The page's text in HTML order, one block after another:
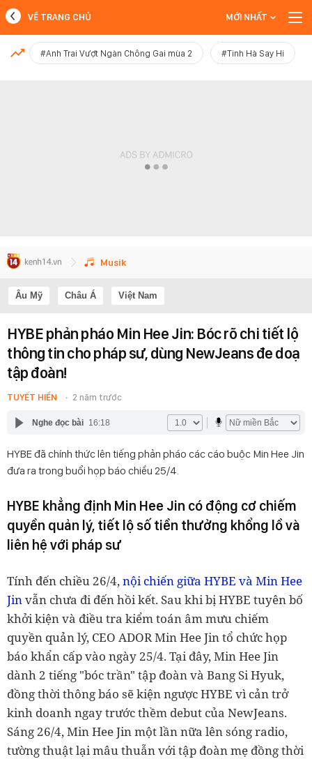
MỚI NHẤT
VỀ TRANG CHỦ MỚI NHẤT
#Anh Trai Vượt Ngàn Chông Gai mùa 2 #Tinh Hà Say Hi
Musik
Âu Mỹ Châu Á Việt Nam
HYBE phản pháo Min Hee Jin: Bóc rõ chi tiết lộ
thông tin cho pháp sư, dùng NewJeans đe doạ
tập đoàn!
TUYẾT HIỀN 2 năm trước
Nghe đọc bài 16:18
HYBE đã chính thức lên tiếng phản pháo các cáo buộc Min Hee Jin
đưa ra trong buổi họp báo chiều 25/4.
HYBE khẳng định Min Hee Jin có động cơ chiếm
quyền quản lý, tiết lộ số tiền thưởng khổng lồ và
liên hệ với pháp sư
Tính đến chiều 26/4,nội chiến giữa HYBE và Min Hee
Jinvẫn chưa đi đến hồi kết. Sau khi bị HYBE tuyên bố
khởi kiện và điều tra kiểm toán âm mưu chiếm
quyền quản lý, CEO ADOR Min Hee Jin tổ chức họp
báo khẩn cấp vào ngày 25/4. Tại đây, Min Hee Jin
dành 2 tiếng "bóc trần" tập đoàn và Bang Si Hyuk,
đồng thời thông báo sẽ kiện ngược HYBE vì cản trở
kinh doanh ngay trước thềm debut của NewJeans.
Sáng 26/4, Min Hee Jin một lần nữa lên sóng radio,
tường thuật lại mâu thuẫn với tập đoàn mẹ đồng thời